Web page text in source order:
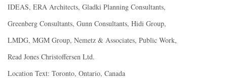
IDEAS, ERA Architects, Gladki Planning Consultants,
Greenberg Consultants, Gunn Consultants, Hidi Group,
LMDG, MGM Group, Nemetz & Associates, Public Work,
Read Jones Christoffersen Ltd.
Location Text: Toronto, Ontario, Canada